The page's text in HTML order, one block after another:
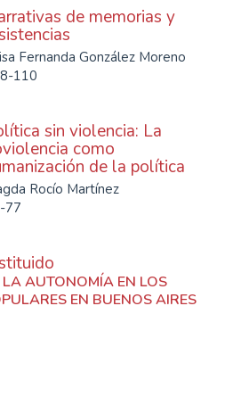
de memorias y
Fernanda González Moreno
110
sin violencia: La
como
de la política
Rocío Martínez
77
AUTONOMÍA EN LOS
EN BUENOS AIRES